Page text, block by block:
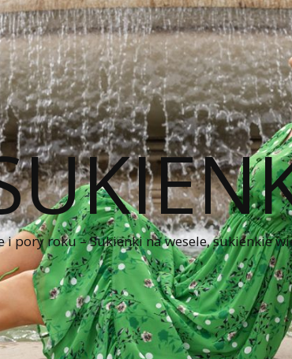
i pory roku – Sukienki na wesele, sukienkie